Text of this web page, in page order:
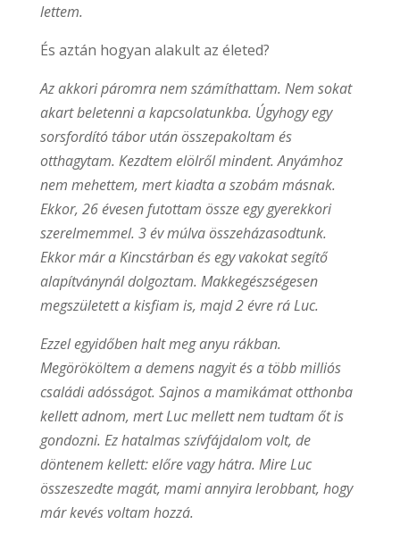
lettem.
És aztán hogyan alakult az életed?
Az akkori páromra nem számíthattam. Nem sokat
akart beletenni a kapcsolatunkba. Úgyhogy egy
sorsfordító tábor után összepakoltam és
otthagytam. Kezdtem elölről mindent. Anyámhoz
nem mehettem, mert kiadta a szobám másnak.
Ekkor, 26 évesen futottam össze egy gyerekkori
szerelmemmel. 3 év múlva összeházasodtunk.
Ekkor már a Kincstárban és egy vakokat segítő
alapítványnál dolgoztam. Makkegészségesen
megszületett a kisfiam is, majd 2 évre rá Luc.
Ezzel egyidőben halt meg anyu rákban.
Megörököltem a demens nagyit és a több milliós
családi adósságot. Sajnos a mamikámat otthonba
kellett adnom, mert Luc mellett nem tudtam őt is
gondozni. Ez hatalmas szívfájdalom volt, de
döntenem kellett: előre vagy hátra. Mire Luc
összeszedte magát, mami annyira lerobbant, hogy
már kevés voltam hozzá.